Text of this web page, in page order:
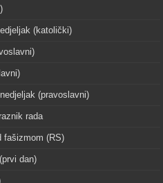
(katolički)
(pravoslavni)
rada
fašizmom (RS)
dan)